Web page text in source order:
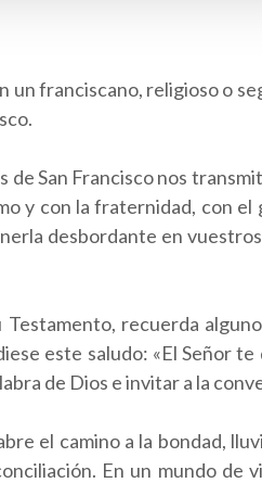
franciscano, religioso o
San Francisco nos
y con la fraternidad, con
desbordante en
recuerda
este saludo: «El Señor
de Dios e invitar a la
el camino a la bondad,
En un mundo